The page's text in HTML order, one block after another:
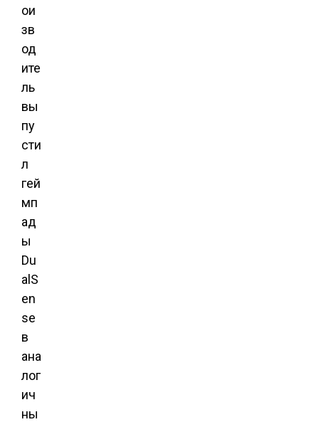
ои
зв
од
ите
ль
вы
пу
сти
л
гей
мп
ад
ы
Du
alS
en
se
в
ана
лог
ич
ны